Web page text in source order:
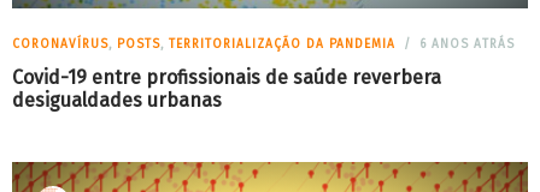
CORONAVÍRUS, POSTS, TERRITORIALIZAÇÃO DA PANDEMIA 6 ANOS ATRÁS
Covid-19 entre profissionais de saúde reverbera
desigualdades urbanas